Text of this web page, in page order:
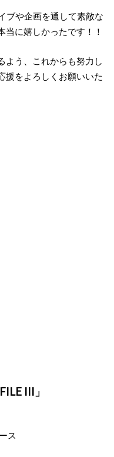
ブや企画を通して素敵な
に嬉しかったです！！
よう、これからも努力し
援をよろしくお願いいた
III」
ス